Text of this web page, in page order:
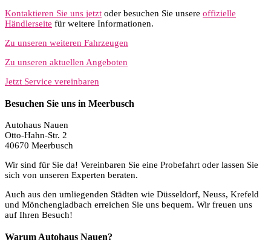
Kontaktieren Sie uns jetzt oder besuchen Sie unsere offizielle
Händlerseite für weitere Informationen.
Zu unseren weiteren Fahrzeugen
Zu unseren aktuellen Angeboten
Jetzt Service vereinbaren
Besuchen Sie uns in Meerbusch
Autohaus Nauen
Otto-Hahn-Str. 2
40670 Meerbusch
Wir sind für Sie da! Vereinbaren Sie eine Probefahrt oder lassen Sie
sich von unseren Experten beraten.
Auch aus den umliegenden Städten wie Düsseldorf, Neuss, Krefeld
und Mönchengladbach erreichen Sie uns bequem. Wir freuen uns
auf Ihren Besuch!
Warum Autohaus Nauen?